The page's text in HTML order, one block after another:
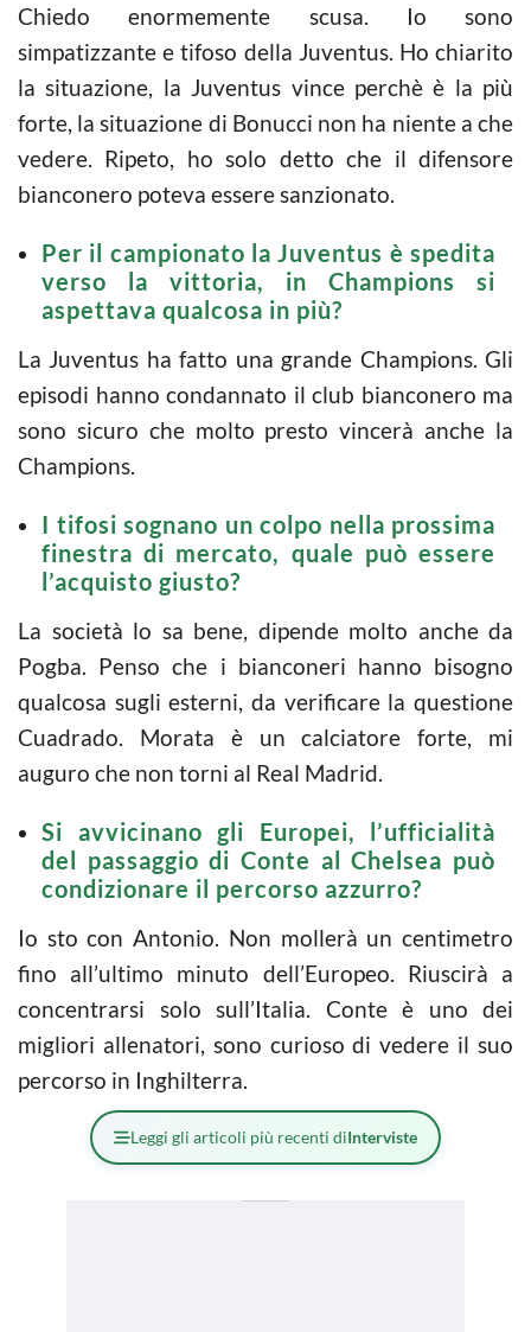
Chiedo enormemente scusa. Io sono
simpatizzante e tifoso della Juventus. Ho chiarito
la situazione, la Juventus vince perchè è la più
forte, la situazione di Bonucci non ha niente a che
vedere. Ripeto, ho solo detto che il difensore
bianconero poteva essere sanzionato.
Per il campionato la Juventus è spedita
verso la vittoria, in Champions si
aspettava qualcosa in più?
La Juventus ha fatto una grande Champions. Gli
episodi hanno condannato il club bianconero ma
sono sicuro che molto presto vincerà anche la
Champions.
I tifosi sognano un colpo nella prossima
finestra di mercato, quale può essere
l’acquisto giusto?
La società lo sa bene, dipende molto anche da
Pogba. Penso che i bianconeri hanno bisogno
qualcosa sugli esterni, da verificare la questione
Cuadrado. Morata è un calciatore forte, mi
auguro che non torni al Real Madrid.
Si avvicinano gli Europei, l’ufficialità
del passaggio di Conte al Chelsea può
condizionare il percorso azzurro?
Io sto con Antonio. Non mollerà un centimetro
fino all’ultimo minuto dell’Europeo. Riuscirà a
concentrarsi solo sull’Italia. Conte è uno dei
migliori allenatori, sono curioso di vedere il suo
percorso in Inghilterra.
Leggi gli articoli più recenti diInterviste